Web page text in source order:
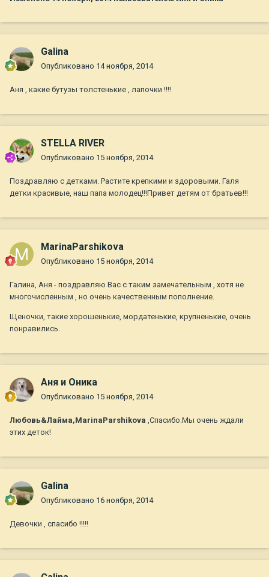
Galina
Опубликовано 14 ноября, 2014
Аня , какие бутузы толстенькие , лапочки !!!!
STELLA RIVER
Опубликовано 15 ноября, 2014
Поздравляю с детками. Растите крепкими и здоровыми. Галя
детки красивые, наш папа молодец!!!Привет детям от братьев!!!
MarinaParshikova
Опубликовано 15 ноября, 2014
Галина, Аня - поздравляю Вас с таким замечательным , хотя не
многочисленным , но очень качественным пополнение.
Щеночки, такие хорошенькие, мордатенькие, крупненькие, очень
понравились.
Аня и Оника
Опубликовано 15 ноября, 2014
Любовь&Лайма,MarinaParshikova ,Спасибо.Мы очень ждали
этих деток!
Galina
Опубликовано 16 ноября, 2014
Девочки , спасибо !!!!!